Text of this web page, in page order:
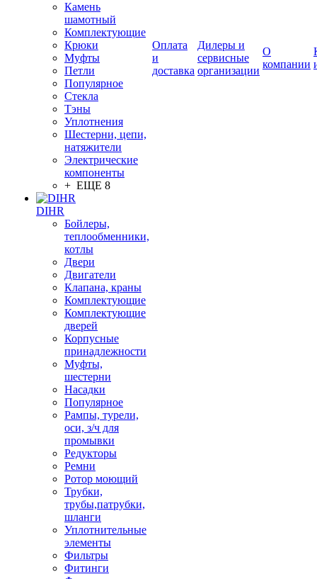
Камень
шамотный
Комплектующие
Крюки
Муфты
Петли
Популярное
Стекла
Тэны
Уплотнения
Шестерни, цепи,
натяжители
Электрические
компоненты
+ ЕЩЕ 8
DIHR
Бойлеры,
теплообменники,
котлы
Двери
Двигатели
Клапана, краны
Комплектующие
Комплектующие
дверей
Корпусные
принадлежности
Муфты,
шестерни
Насадки
Популярное
Рампы, турели,
оси, з/ч для
промывки
Редукторы
Ремни
Ротор моющий
Трубки,
трубы,патрубки,
шланги
Уплотнительные
элементы
Фильтры
Фитинги
Оплата
и
доставка
Дилеры и
сервисные
организации
О
компании